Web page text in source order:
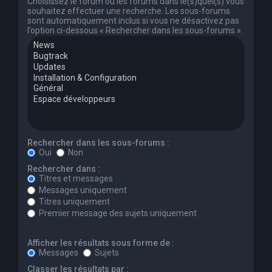
souhaitez effectuer une recherche. Les sous-forums
sont automatiquement inclus si vous ne désactivez pas
l’option ci-dessous « Rechercher dans les sous-forums ».
Rechercher dans les sous-forums :
Oui
Non
Rechercher dans :
Titres et messages
Messages uniquement
Titres uniquement
Premier message des sujets uniquement
Afficher les résultats sous forme de :
Messages
Sujets
Classer les résultats par :